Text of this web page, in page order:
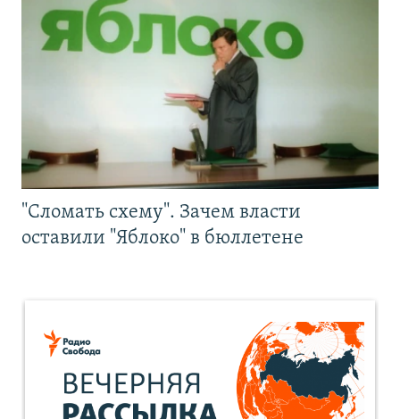
"Сломать схему". Зачем власти
оставили "Яблоко" в бюллетене